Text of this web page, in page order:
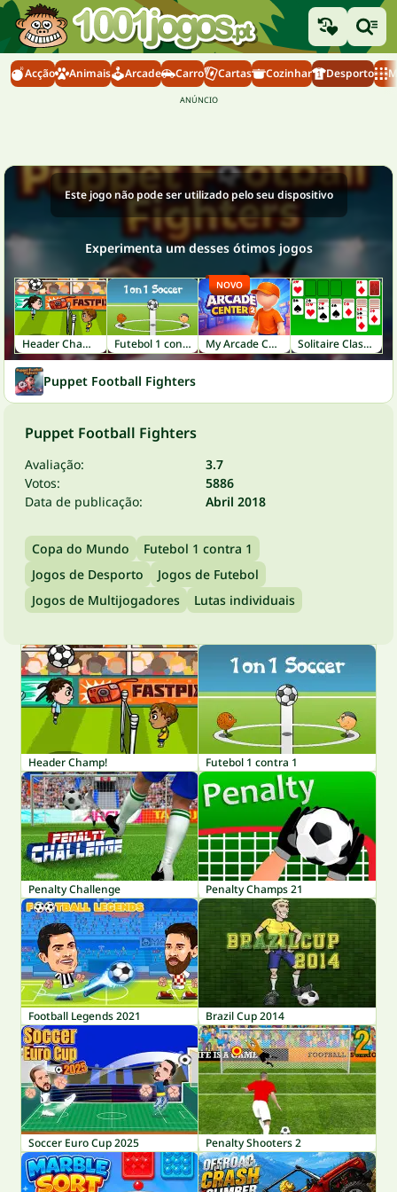
Acção Animais Arcade Carro Cartas Cozinhar Desporto
Este jogo não pode ser utilizado pelo seu dispositivo
Experimenta um desses ótimos jogos
Header Champ! Futebol 1 contra 1 My Arcade Center 2
NOVO
Solitaire Classic
Puppet Football Fighters
Puppet Football Fighters
Avaliação:
3.7
Votos:
5886
Data de publicação:
Abril 2018
Copa do Mundo
Futebol 1 contra 1
Jogos de Desporto
Jogos de Futebol
Jogos de Multijogadores
Lutas individuais
Header Champ! Futebol 1 contra 1
Penalty Challenge Penalty Champs 21
Football Legends 2021 Brazil Cup 2014
Soccer Euro Cup 2025 Penalty Shooters 2